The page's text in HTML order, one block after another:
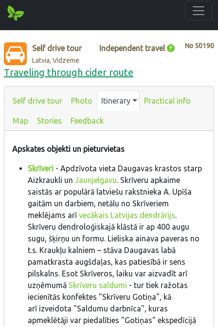
No 50190
Self drive tour Independent travel
Latvia, Vidzeme
Traveling through cider route
Self drive tour Photo Itinerary Practical info
Map Stories Feedback
Apskates objekti un pieturvietas
Skrīveri - Apdzīvota vieta Daugavas krastos starp
Aizkraukli un Jaunjelgavu. Skrīveru apkaime
saistās ar populārā latviešu rakstnieka A. Upīša
gaitām un darbiem, netālu no Skrīveriem
meklējams arīvecākais Latvijas dendrārijs.
Skrīveru dendroloģiskajā klāstā ir ap 400 augu
sugu, šķirņu un formu. Lieliska ainava paveras no
t.s. Kraukļu kalniem – stāva Daugavas labā
pamatkrasta augšdaļas, kas patiesībā ir sens
pilskalns. Esot Skrīveros, laiku var aizvadīt arī
uzņēmumā Skrīveru saldumi - tur tiek ražotas
iecienītās konfektes "Skrīveru Gotiņa", kā
arī izveidota "Saldumu darbnīca", kuras
apmeklētāji var piedalīties "Gotiņas" ekspedīcijā